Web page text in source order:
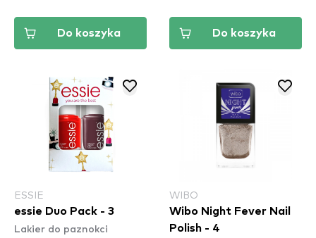
Do koszyka Do koszyka
ESSIE
essie Duo Pack - 3
Lakier do paznokci
WIBO
Wibo Night Fever Nail
Polish - 4